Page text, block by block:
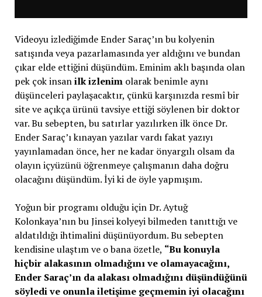
Videoyu izlediğimde Ender Saraç’ın bu kolyenin
satışında veya pazarlamasında yer aldığını ve bundan
çıkar elde ettiğini düşündüm. Eminim aklı başında olan
pek çok insanilk izlenimolarak benimle aynı
düşünceleri paylaşacaktır, çünkü karşınızda resmî bir
site ve açıkça ürünü tavsiye ettiği söylenen bir doktor
var. Bu sebepten, bu satırlar yazılırken ilk önce Dr.
Ender Saraç’ı kınayan yazılar vardı fakat yazıyı
yayınlamadan önce, her ne kadar önyargılı olsam da
olayın içyüzünü öğrenmeye çalışmanın daha doğru
olacağını düşündüm. İyi ki de öyle yapmışım.
Yoğun bir programı olduğu için Dr. Aytuğ
Kolonkaya’nın bu Jinsei kolyeyi bilmeden tanıttığı ve
aldatıldığı ihtimalini düşünüyordum. Bu sebepten
kendisine ulaştım ve o bana özetle, “Bu konuyla
hiçbir alakasının olmadığını ve olamayacağını,
Ender Saraç’ın da alakası olmadığını düşündüğünü
söyledi ve onunla iletişime geçmemin iyi olacağını